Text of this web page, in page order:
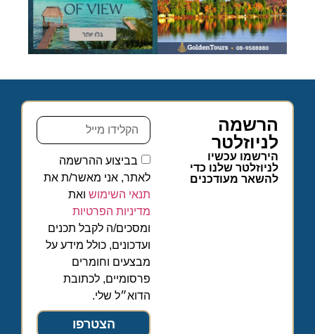
הרשמה
לניוזלטר
הירשמו עכשיו
לניוזלטר שלנו כדי
להשאר מעודכנים
בביצוע ההרשמה
לאתר, אני מאשר/ת את
תנאי השימוש ואת
מדיניות הפרטיות
ומסכים/ה לקבל תכנים
ועדכונים, כולל מידע על
מבצעים וחומרים
פרסומיים, לכתובת
הדוא״ל שלי.
הצטרפו